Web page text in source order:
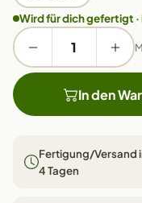
Wird für dich gefertigt ·
In den
Fertigung/Versand
4 Tagen